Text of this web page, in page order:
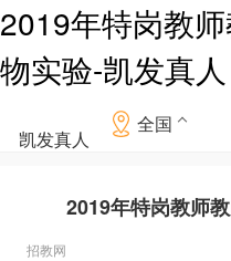
2019年特岗教
物实验-凯发真人
凯发真人
全国
2019年特岗教师
招教网